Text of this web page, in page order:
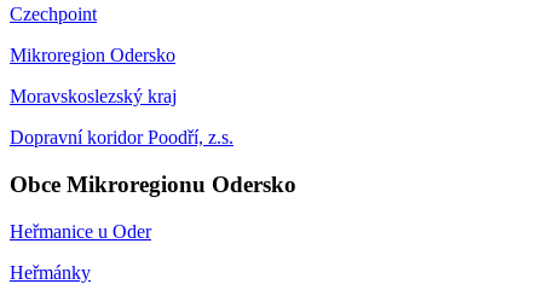
Czechpoint
Mikroregion Odersko
Moravskoslezský kraj
Dopravní koridor Poodří, z.s.
Obce Mikroregionu Odersko
Heřmanice u Oder
Heřmánky